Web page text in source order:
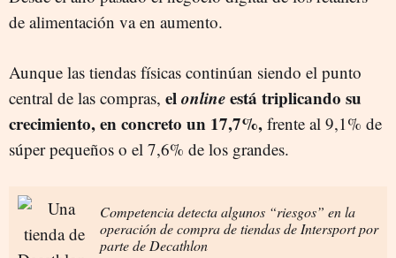
de alimentación va en aumento.
Aunque las tiendas físicas continúan siendo el punto
central de las compras, elonlineestá triplicando su
crecimiento, en concreto un 17,7%, frente al 9,1% de
súper pequeños o el 7,6% de los grandes.
Competencia detecta algunos “riesgos” en la
operación de compra de tiendas de Intersport por
parte de Decathlon